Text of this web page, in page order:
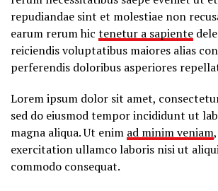
repudiandae sint et molestiae non
earum rerum hic tenetur a sapiente
reiciendis voluptatibus maiores alias
perferendis doloribus asperiores
Lorem ipsum dolor sit amet,
sed do eiusmod tempor incididunt ut
magna aliqua. Ut enim ad minim veniam
exercitation ullamco laboris nisi ut
commodo consequat.